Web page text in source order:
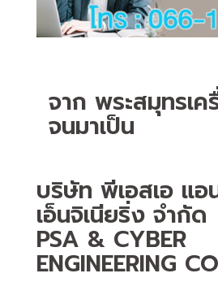
จาก พระสมุทรเค
จนมาเป็น
บริษัท พีเอสเอ แอ
เอ็นจิเนียริ่ง จำกัด
PSA & CYBER
ENGINEERING